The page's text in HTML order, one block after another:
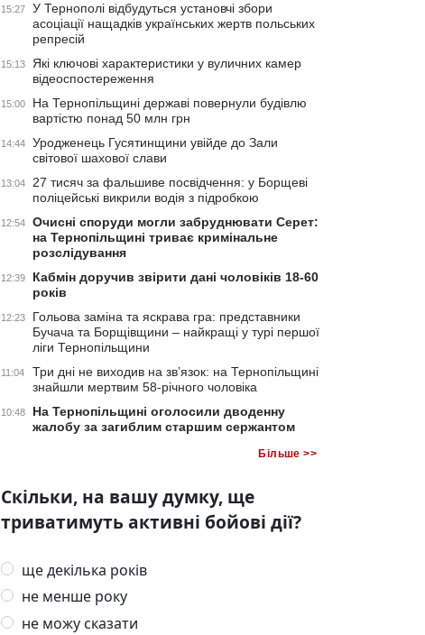
15:27
У Тернополі відбудуться установчі збори
асоціації нащадків українських жертв польських
репресій
15:13
Які ключові характеристики у вуличних камер
відеоспостереження
15:00
На Тернопільщині державі повернули будівлю
вартістю понад 50 млн грн
14:44
Уродженець Гусятинщини увійде до Зали
світової шахової слави
13:04
27 тисяч за фальшиве посвідчення: у Борщеві
поліцейські викрили водія з підробкою
12:54
Очисні споруди могли забруднювати Серет:
на Тернопільщині триває кримінальне
розслідування
12:39
Кабмін доручив звірити дані чоловіків 18-60
років
12:23
Гольова заміна та яскрава гра: представники
Бучача та Борщівщини – найкращі у турі першої
ліги Тернопільщини
11:04
Три дні не виходив на зв’язок: на Тернопільщині
знайшли мертвим 58-річного чоловіка
10:48
На Тернопільщині оголосили дводенну
жалобу за загиблим старшим сержантом
Більше >>
Скільки, на вашу думку, ще
триватимуть активні бойові дії?
ще декілька років
не менше року
не можу сказати